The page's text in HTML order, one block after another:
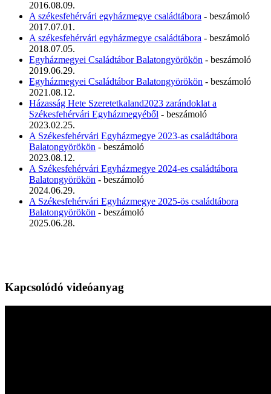
2016.08.09.
A székesfehérvári egyházmegye családtábora - beszámoló
2017.07.01.
A székesfehérvári egyházmegye családtábora - beszámoló
2018.07.05.
Egyházmegyei Családtábor Balatongyörökön - beszámoló
2019.06.29.
Egyházmegyei Családtábor Balatongyörökön - beszámoló
2021.08.12.
Házasság Hete Szeretetkaland2023 zarándoklat a
Székesfehérvári Egyházmegyéből - beszámoló
2023.02.25.
A Székesfehérvári Egyházmegye 2023-as családtábora
Balatongyörökön - beszámoló
2023.08.12.
A Székesfehérvári Egyházmegye 2024-es családtábora
Balatongyörökön - beszámoló
2024.06.29.
A Székesfehérvári Egyházmegye 2025-ös családtábora
Balatongyörökön - beszámoló
2025.06.28.
Kapcsolódó videóanyag